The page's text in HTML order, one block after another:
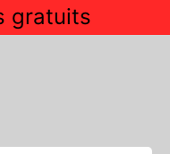
gratuits